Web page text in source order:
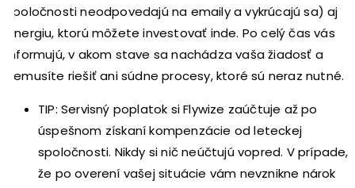
spoločnosti neodpovedajú na emaily a vykrúcajú sa) aj
energiu, ktorú môžete investovať inde. Po celý čas vás
informujú, v akom stave sa nachádza vaša žiadosť a
nemusíte riešiť ani súdne procesy, ktoré sú neraz nutné.
TIP: Servisný poplatok si Flywize zaúčtuje až po
úspešnom získaní kompenzácie od leteckej
spoločnosti. Nikdy si nič neúčtujú vopred. V prípade,
že po overení vašej situácie vám nevznikne nárok